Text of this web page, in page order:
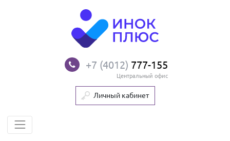
+7 (4012) 777-155
Центральный офис
Личный кабинет